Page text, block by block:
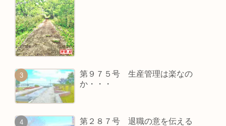
第９７５号 生産管理は楽なの
か・・・
第２８７号 退職の意を伝える